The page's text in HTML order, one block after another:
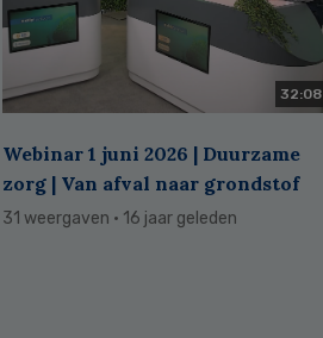
32:08
Webinar 1 juni 2026 | Duurzame
zorg | Van afval naar grondstof
31 weergaven · 16 jaar geleden